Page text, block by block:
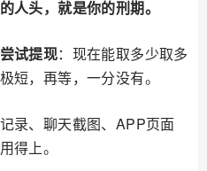
人头，就是你的刑期。
试提现：现在能取多少取多
短，再等，一分没有。
录、聊天截图、APP页面
上。